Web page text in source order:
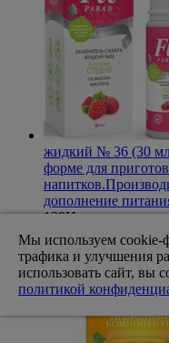
жидкий № 36 (30
форме для
напитков.
дополнение
139Цена
Уведомить о
Мы используем cookie-
трафика и улучшения
использовать сайт, вы
политикой